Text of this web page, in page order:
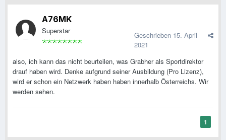
A76MK
Superstar Geschrieben 15. April
2021
also, ich kann das nicht beurteilen, was Grabher als Sportdirektor
drauf haben wird. Denke aufgrund seiner Ausbildung (Pro Lizenz),
wird er schon ein Netzwerk haben haben innerhalb Österreichs. Wir
werden sehen.
1